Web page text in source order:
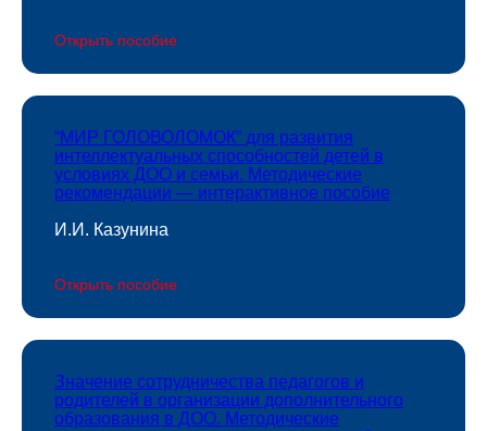
Открыть пособие
“МИР ГОЛОВОЛОМОК” для развития
интеллектуальных способностей детей в
условиях ДОО и семьи. Методические
рекомендации — интерактивное пособие
И.И. Казунина
Открыть пособие
Значение сотрудничества педагогов и
родителей в организации дополнительного
образования в ДОО. Методические